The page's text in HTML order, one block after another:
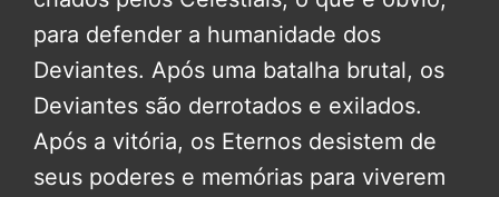
para defender a humanidade dos
Deviantes. Após uma batalha brutal, os
Deviantes são derrotados e exilados.
Após a vitória, os Eternos desistem de
seus poderes e memórias para viverem